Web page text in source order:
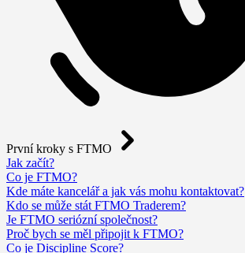
První kroky s FTMO
Jak začít?
Co je FTMO?
Kde máte kancelář a jak vás mohu kontaktovat?
Kdo se může stát FTMO Traderem?
Je FTMO seriózní společnost?
Proč bych se měl připojit k FTMO?
Co je Discipline Score?